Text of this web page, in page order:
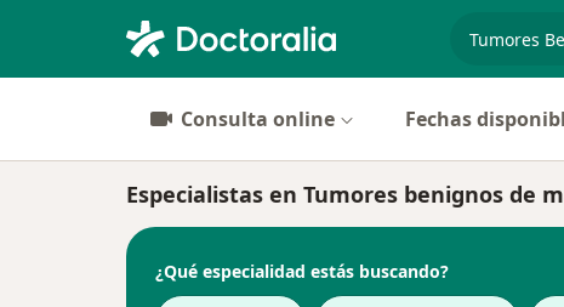
Consulta online Fechas
Especialistas en Tumores benignos de
¿Qué especialidad estás buscando?